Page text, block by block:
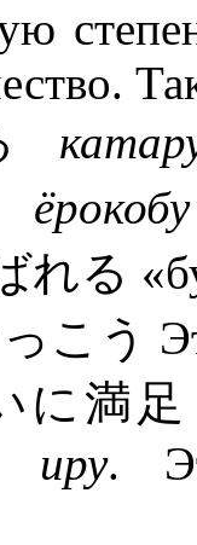
ёрокобу
れる
こう
に満
иру.